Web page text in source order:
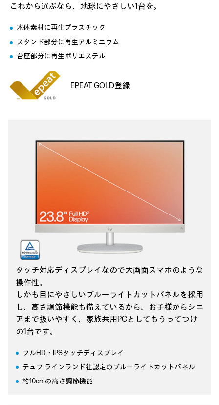
これから選ぶなら、地球にやさしい1台を。
本体素材に再生プラスチック
スタンド部分に再生アルミニウム
台座部分に再生ポリエステル
EPEAT GOLD登録
タッチ対応ディスプレイなので大画面スマホのような
操作性。
しかも目にやさしいブルーライトカットパネルを採用
し、 高さ調節機能も備えているから、お子様からシニ
アまで扱いやすく、 家族共用PCとしてもうってつけ
の1台です。
フルHD・IPSタッチディスプレイ
テュフ ラインランド社認定のブルーライトカットパネル
約10cmの高さ調節機能